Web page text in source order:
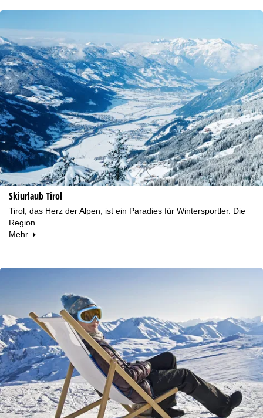
Skiurlaub Tirol
Tirol, das Herz der Alpen, ist ein Paradies für Wintersportler. Die
Region …
Mehr